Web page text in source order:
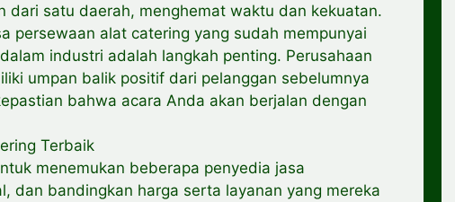
dari satu daerah, menghemat waktu dan kekuatan.
persewaan alat catering yang sudah mempunyai
industri adalah langkah penting. Perusahaan
umpan balik positif dari pelanggan sebelumnya
bahwa acara Anda akan berjalan dengan
Terbaik
menemukan beberapa penyedia jasa
dan bandingkan harga serta layanan yang mereka